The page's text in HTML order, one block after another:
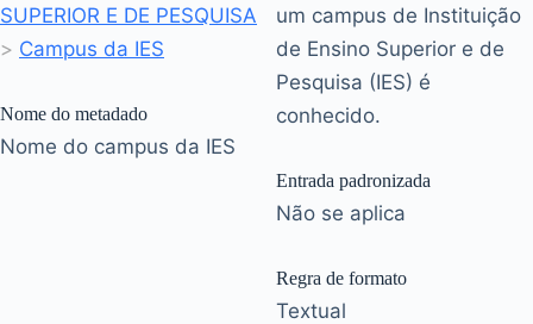
SUPERIOR E DE PESQUISA
> Campus da IES
Nome do metadado
Nome do campus da IES
um campus de Instituição
de Ensino Superior e de
Pesquisa (IES) é
conhecido.
Entrada padronizada
Não se aplica
Regra de formato
Textual